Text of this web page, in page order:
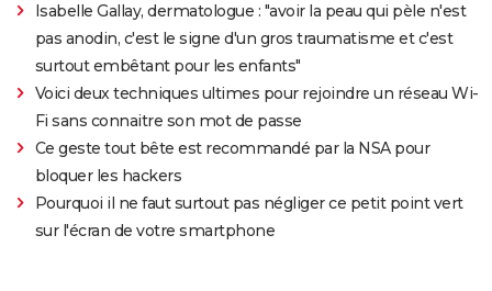
Isabelle Gallay, dermatologue : "avoir la peau qui pèle n'est
pas anodin, c'est le signe d'un gros traumatisme et c'est
surtout embêtant pour les enfants"
Voici deux techniques ultimes pour rejoindre un réseau Wi-
Fi sans connaitre son mot de passe
Ce geste tout bête est recommandé par la NSA pour
bloquer les hackers
Pourquoi il ne faut surtout pas négliger ce petit point vert
sur l'écran de votre smartphone